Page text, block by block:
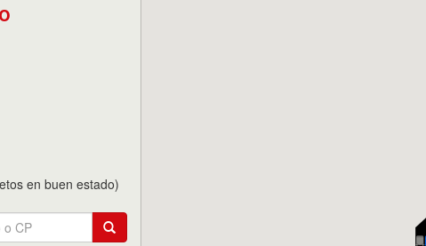
en buen estado)